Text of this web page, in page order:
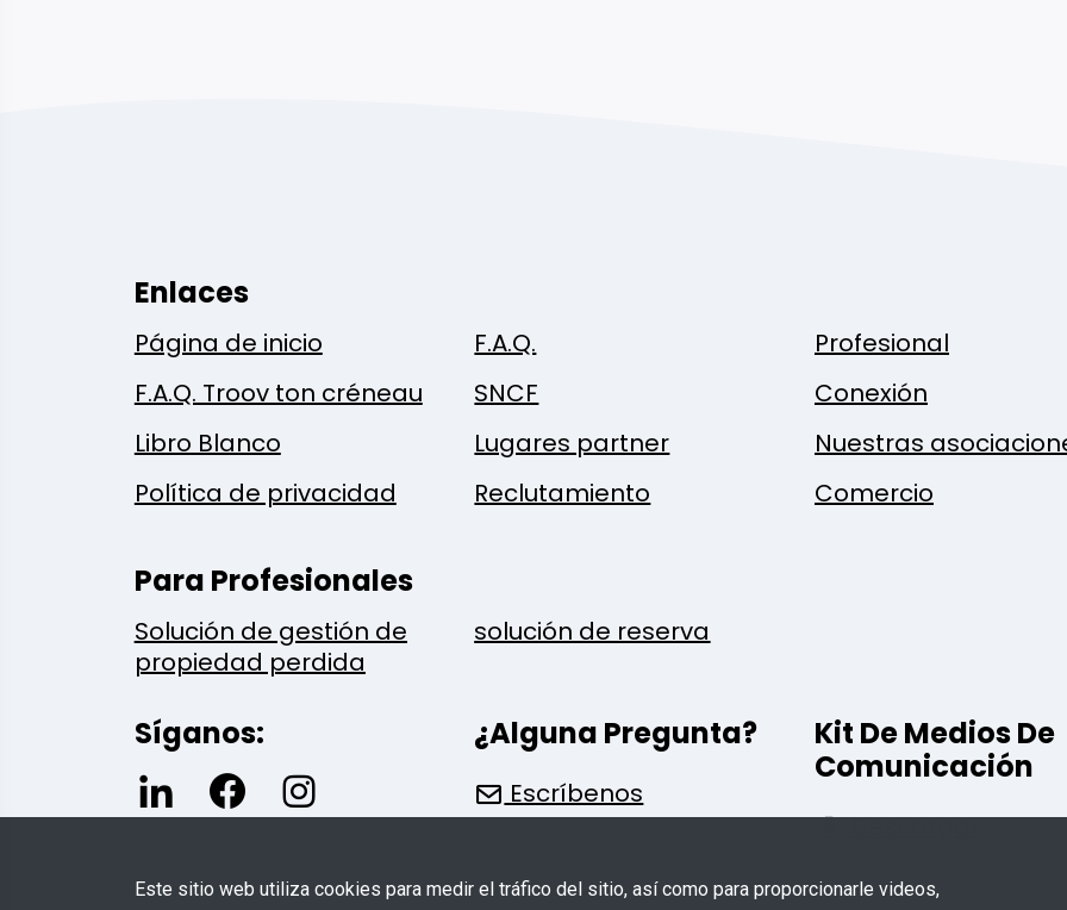
Enlaces
Página de inicio F.A.Q.
Profesional
F.A.Q. Troov ton créneau
SNCF
Conexión
Libro Blanco
Lugares partner
Nuestras
Política de privacidad
Reclutamiento Comercio
Para Profesionales
Solución de gestión de
propiedad perdida
solución de reserva
Síganos: ¿Alguna Pregunta?
Escríbenos
Kit De Medios De
Comunicación
Descargar
Este sitio web utiliza cookies para medir el tráfico del sitio, así como para proporcionarle videos,